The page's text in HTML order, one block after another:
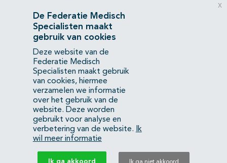
Privacyverklaring
Contact
Mercatorlaan 1200
3528 BL Utrecht
(088) 505 34 34
info@richtlijnendatabase.nl
YouTubeLinkedIn
De Federatie Medisch
Specialisten maakt
gebruik van cookies
Deze website van de
Federatie Medisch
Specialisten maakt gebruik
van cookies, hiermee
verzamelen we informatie
over het gebruik van de
website. Deze worden
gebruikt voor analyse en
verbetering van de website.
Ik
wil meer informatie
Ik ga akkoord
x